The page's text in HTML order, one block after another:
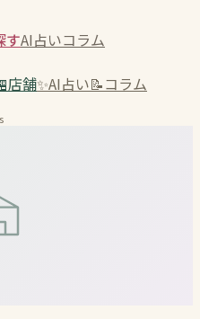
すAI占いコラム
店舗✨AI占い📝コラム